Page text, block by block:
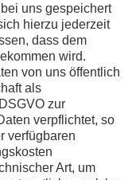
uns gespeichert
hierzu jederzeit
dass dem
wird.
von uns öffentlich
als
zur
verpflichtet, so
verfügbaren
Art, um